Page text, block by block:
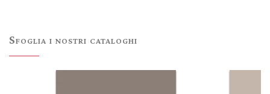
Sfoglia i nostri cataloghi